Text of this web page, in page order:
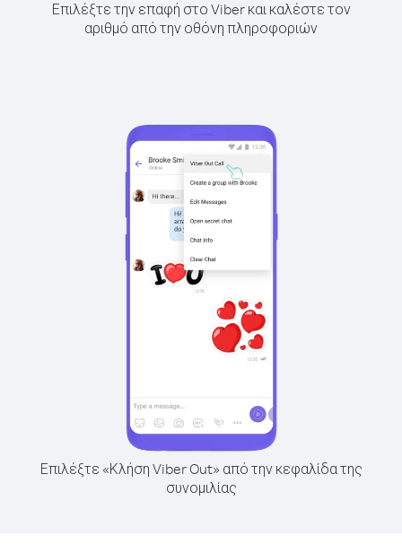
Επιλέξτε την επαφή στο Viber και καλέστε τον
αριθμό από την οθόνη πληροφοριών
Επιλέξτε «Κλήση Viber Out» από την κεφαλίδα της
συνομιλίας